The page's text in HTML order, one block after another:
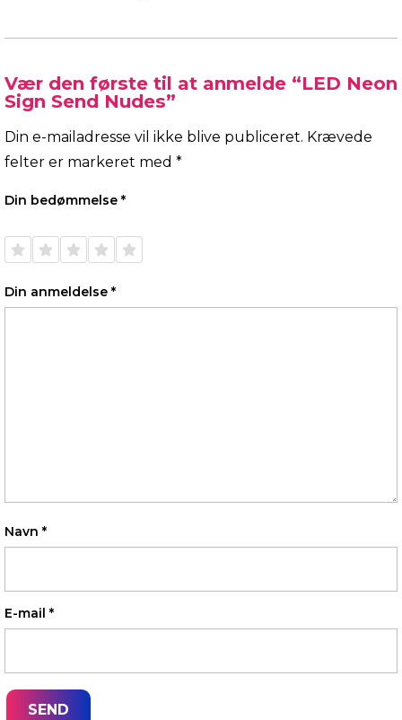
Vær den første til at anmelde “LED Neon
Sign Send Nudes”
Din e-mailadresse vil ikke blive publiceret. Krævede
felter er markeret med *
Din bedømmelse *
Din anmeldelse *
Navn *
E-mail *